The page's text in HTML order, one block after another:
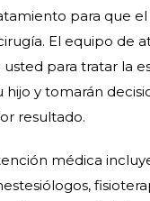
para que
El equipo de
usted para tratar la
hijo y tomarán
resultado.
médica